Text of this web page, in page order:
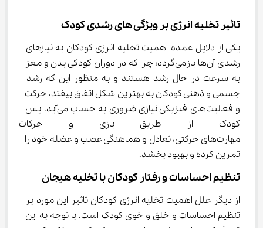
تاثیر تخلیه انرژی بر ویژگی های رشدی کودک
یکی از دلایل عمده اهمیت تخلیه انرژی کودکان به نیازهای
رشدی آن‌ها بازمی‌گردد؛ چرا که در دوران کودکی بدن و مغز
به سرعت در حال رشد هستند و به منظور این که رشد
جسمی و ذهنی کودکان به بهترین شکل اتفاق بیفتد، حرکت
و فعالیت‌های فیزیکی نیازی ضروری به حساب می‌آید. پس
کودک از طریق بازی و حرکات
مهارت‌های حرکتی، تعادل و هماهنگی عصب و عضله خود را
تمرین کرده و بهبود بخشد.
تنظیم احساسات و رفتار کودکان با تخلیه هیجان
از دیگر علل اهمیت تخلیه انرژی کودکان تاثیر این مورد بر
تنظیم احساسات و خلق و خوی کودک است. با توجه به این